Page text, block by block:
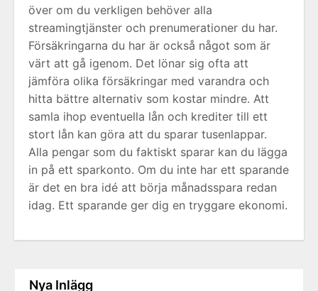
över om du verkligen behöver alla
streamingtjänster och prenumerationer du har.
Försäkringarna du har är också något som är
värt att gå igenom. Det lönar sig ofta att
jämföra olika försäkringar med varandra och
hitta bättre alternativ som kostar mindre. Att
samla ihop eventuella lån och krediter till ett
stort lån kan göra att du sparar tusenlappar.
Alla pengar som du faktiskt sparar kan du lägga
in på ett sparkonto. Om du inte har ett sparande
är det en bra idé att börja månadsspara redan
idag. Ett sparande ger dig en tryggare ekonomi.
Nya Inlägg